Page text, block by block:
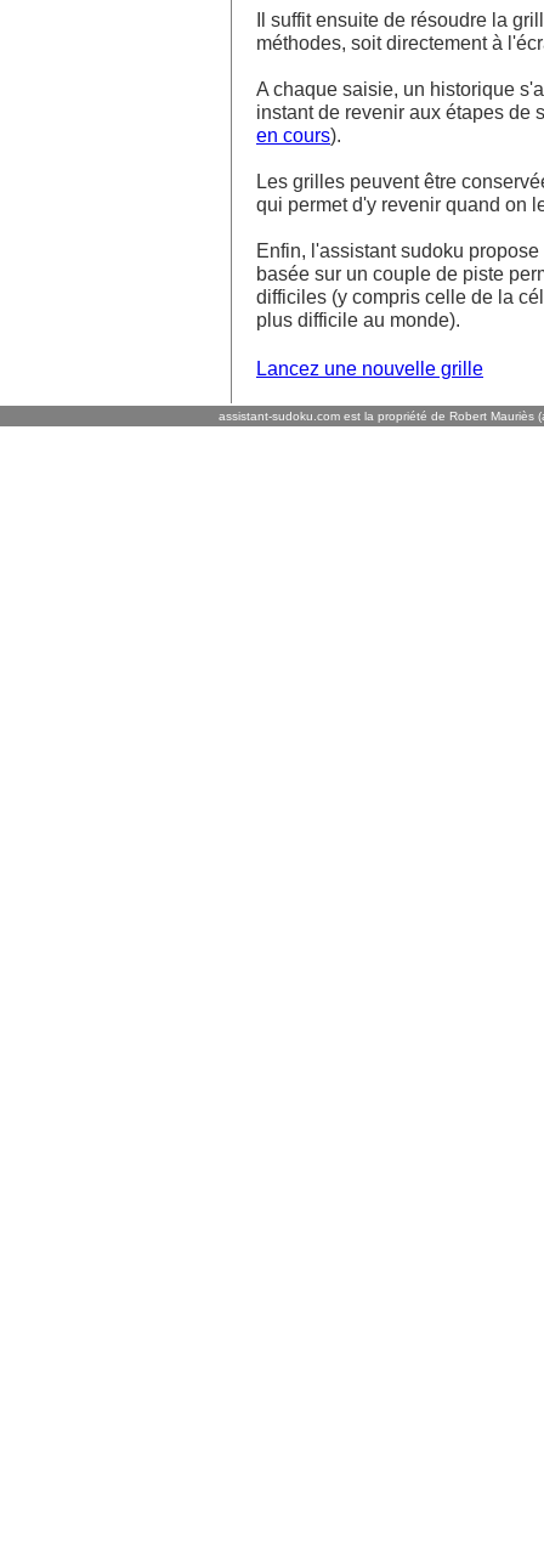
Il suffit ensuite de résoudre la
méthodes, soit directement à
A chaque saisie, un historique
instant de revenir aux étapes de
en cours).
Les grilles peuvent être
qui permet d'y revenir quand on
Enfin, l'assistant sudoku
basée sur un couple de piste
difficiles (y compris celle de la
plus difficile au monde).
Lancez une nouvelle grille
assistant-sudoku.com est la propriété de Robert Mauriès